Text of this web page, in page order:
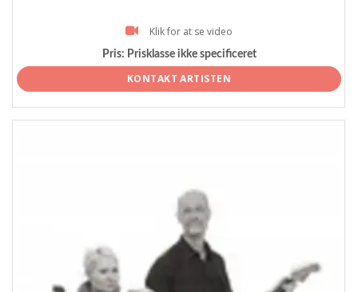
Klik for at se video
Pris: Prisklasse ikke specificeret
KONTAKT ARTISTEN